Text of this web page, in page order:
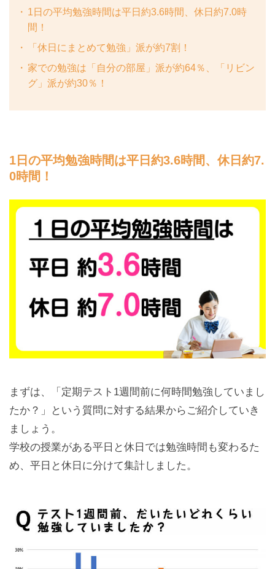
1日の平均勉強時間は平日約3.6時間、休日約7.0時
間！
「休日にまとめて勉強」派が約7割！
家での勉強は「自分の部屋」派が約64％、「リビン
グ」派が約30％！
1日の平均勉強時間は平日約3.6時間、休日約7.
0時間！
まずは、「定期テスト1週間前に何時間勉強していまし
たか？」という質問に対する結果からご紹介していき
ましょう。
学校の授業がある平日と休日では勉強時間も変わるた
め、平日と休日に分けて集計しました。